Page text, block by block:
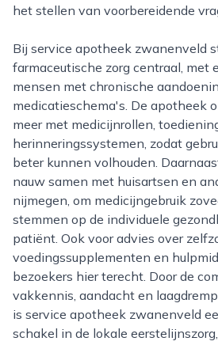
het stellen van voorbereidende
Bij service apotheek zwanenveld staat persoonlijke
farmaceutische zorg centraal, met
mensen met chronische
medicatieschema's. De apotheek
meer met medicijnrollen,
herinneringssystemen, zodat
beter kunnen volhouden.
nauw samen met huisartsen en
nijmegen, om medicijngebruik
stemmen op de individuele
patiënt. Ook voor advies over
voedingssupplementen en
bezoekers hier terecht. Door de
vakkennis, aandacht en
is service apotheek zwanenveld
schakel in de lokale